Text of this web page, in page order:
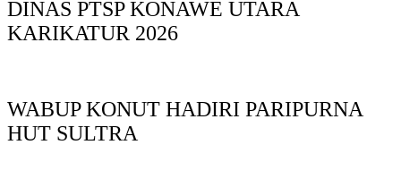
DINAS PTSP KONAWE UTARA
KARIKATUR 2026
WABUP KONUT HADIRI PARIPURNA
HUT SULTRA